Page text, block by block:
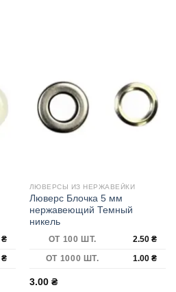
₴
₴
ЛЮВЕРСЫ ИЗ НЕРЖАВЕЙКИ
Люверс Блочка 5 мм
нержавеющий Темный
никель
ОТ 100 ШТ. 2.50 ₴
ОТ 1000 ШТ.
1.00 ₴
3.00 ₴